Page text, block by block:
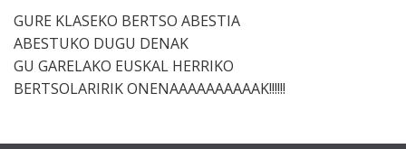
GURE KLASEKO BERTSO ABESTIA
ABESTUKO DUGU DENAK
GU GARELAKO EUSKAL HERRIKO
BERTSOLARIRIK ONENAAAAAAAAAAK!!!!!!